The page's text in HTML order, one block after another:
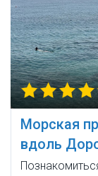
Морская
вдоль